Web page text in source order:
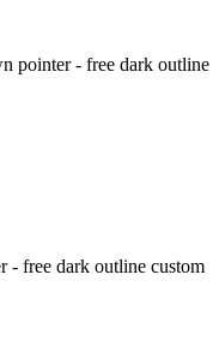
pointer - free dark outline
- free dark outline custom